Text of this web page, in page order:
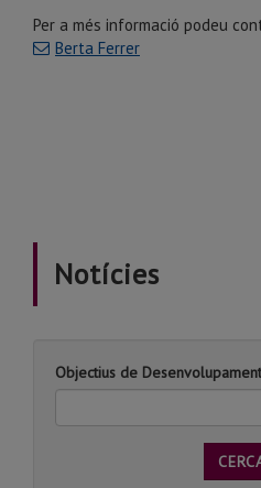
Per a més informació podeu
Berta Ferrer
Notícies
Objectius de